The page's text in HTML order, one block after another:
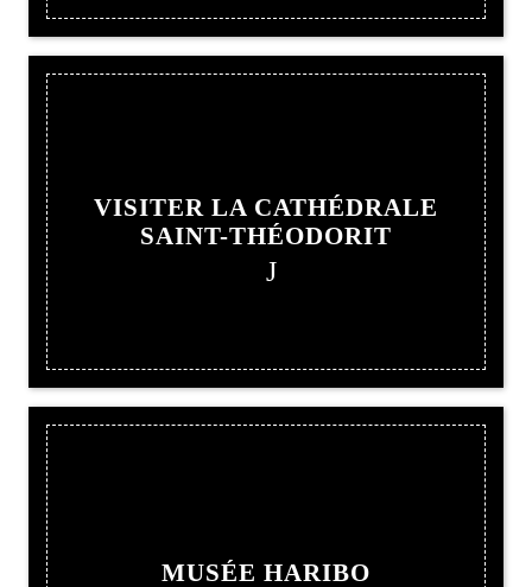
VISITER LA CATHÉDRALE
SAINT-THÉODORIT
MUSÉE HARIBO